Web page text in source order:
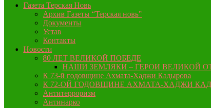
Газета Терская Новь
Архив Газеты “Терская новь”
Документы
Устав
Контакты
Новости
80 ЛЕТ ВЕЛИКОЙ ПОБЕДЕ
НАШИ ЗЕМЛЯКИ – ГЕРОИ ВЕЛИКОЙ
К 73-й годовщине Ахмата-Хаджи Кадырова
К 72-ОЙ ГОДОВЩИНЕ АХМАТА-ХАДЖИ
Антитерроризм
Антинарко